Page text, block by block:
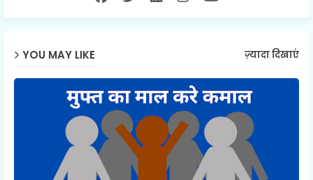
YOU MAY LIKE ज़्यादा दिखाएं